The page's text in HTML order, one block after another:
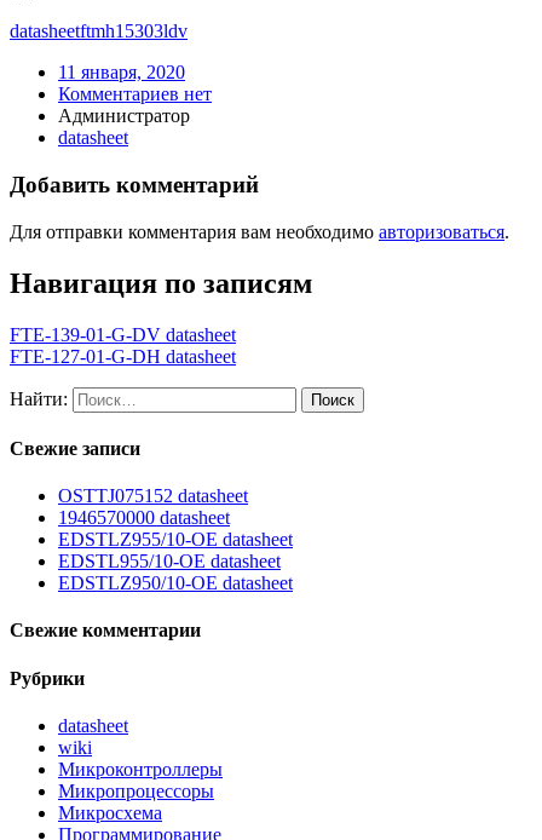
datasheetftmh15303ldv
11 января, 2020
Комментариев нет
Администратор
datasheet
Добавить комментарий
Для отправки комментария вам необходимо авторизоваться.
Навигация по записям
FTE-139-01-G-DV datasheet
FTE-127-01-G-DH datasheet
Найти:
Свежие записи
OSTTJ075152 datasheet
1946570000 datasheet
EDSTLZ955/10-OE datasheet
EDSTL955/10-OE datasheet
EDSTLZ950/10-OE datasheet
Свежие комментарии
Рубрики
datasheet
wiki
Микроконтроллеры
Микропроцессоры
Микросхема
Программирование